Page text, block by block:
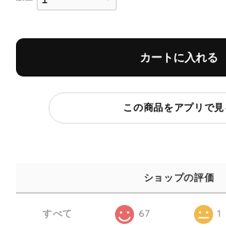
カートに入れる
この商品をアプリで見
ショップの評価
すべて 67 1